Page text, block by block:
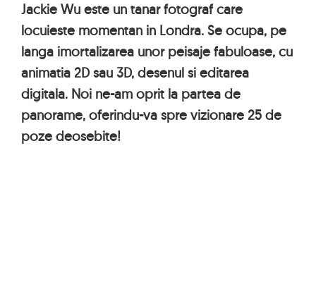
Jackie Wu este un tanar fotograf care
locuieste momentan in Londra. Se ocupa, pe
langa imortalizarea unor peisaje fabuloase, cu
animatia 2D sau 3D, desenul si editarea
digitala. Noi ne-am oprit la partea de
panorame, oferindu-va spre vizionare 25 de
poze deosebite!